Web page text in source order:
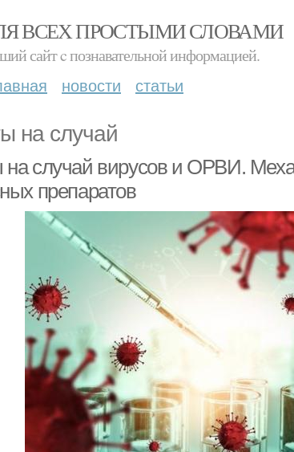
ВСЕХ ПРОСТЫМИ СЛОВАМИ
сайт c познавательной информацией.
новости статьи
на случай
случай вирусов и ОРВИ.
препаратов